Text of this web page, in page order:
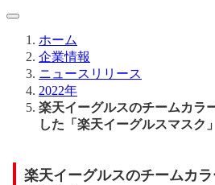
ホーム
企業情報
ニュースリリース
2022年
楽天イーグルスのチームカラ
した「楽天イーグルスマスク
楽天イーグルスのチームカ